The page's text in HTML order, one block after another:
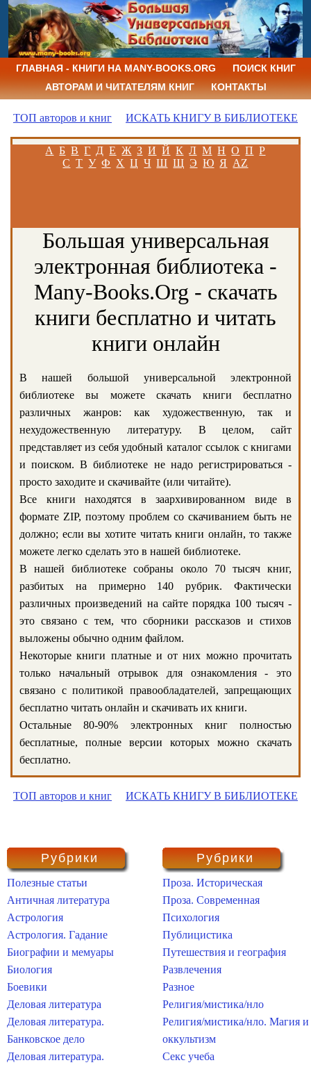
ГЛАВНАЯ - КНИГИ НА MANY-BOOKS.ORG
ПОИСК КНИГ
АВТОРАМ И ЧИТАТЕЛЯМ КНИГ
КОНТАКТЫ
ТОП авторов и книг ИСКАТЬ КНИГУ В БИБЛИОТЕКЕ
А Б В Г Д Е Ж З И Й К Л М Н О П Р
С Т У Ф Х Ц Ч Ш Щ Э Ю Я AZ
Большая универсальная
электронная библиотека -
Many-Books.Org - скачать
книги бесплатно и читать
книги онлайн
В нашей большой универсальной электронной
библиотеке вы можете скачать книги бесплатно
различных жанров: как художественную, так и
нехудожественную литературу. В целом, сайт
представляет из себя удобный каталог ссылок с книгами
и поиском. В библиотеке не надо регистрироваться -
просто заходите и скачивайте (или читайте).
Все книги находятся в заархивированном виде в
формате ZIP, поэтому проблем со скачиванием быть не
должно; если вы хотите читать книги онлайн, то также
можете легко сделать это в нашей библиотеке.
В нашей библиотеке собраны около 70 тысяч книг,
разбитых на примерно 140 рубрик. Фактически
различных произведений на сайте порядка 100 тысяч -
это связано с тем, что сборники рассказов и стихов
выложены обычно одним файлом.
Некоторые книги платные и от них можно прочитать
только начальный отрывок для ознакомления - это
связано с политикой правообладателей, запрещающих
бесплатно читать онлайн и скачивать их книги.
Остальные 80-90% электронных книг полностью
бесплатные, полные версии которых можно скачать
бесплатно.
ТОП авторов и книг ИСКАТЬ КНИГУ В БИБЛИОТЕКЕ
Рубрики
Полезные статьи
Античная литература
Астрология
Астрология. Гадание
Биографии и мемуары
Биология
Боевики
Деловая литература
Деловая литература.
Банковское дело
Деловая литература.
Рубрики
Проза. Историческая
Проза. Современная
Психология
Публицистика
Путешествия и география
Развлечения
Разное
Религия/мистика/нло
Религия/мистика/нло. Магия и
оккультизм
Секс учеба